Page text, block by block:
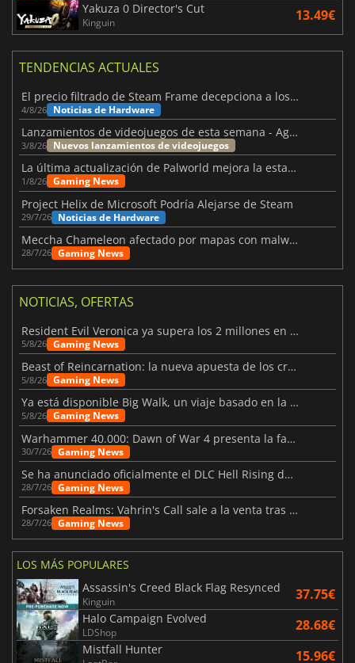
Yakuza 0 Director's Cut
Kinguin 13.49€
TENDENCIAS ACTUALES
El precio filtrado de Steam Frame decepciona a los usuarios
4/8/26 Noticias de Hardware
Lanzamientos de videojuegos de esta semana - Agosto de 2026 (semana 32)
3/8/26 Nuevos lanzamientos de videojuegos
La última actualización de Palworld mejora la estabilidad
1/8/26 Gaming News
Project Helix de Microsoft Podría Alejarse de Steam
29/7/26 Noticias de Hardware
Meccha Chameleon afectado por mapas con malware y Discord
28/7/26 Gaming News
NOTICIAS, OFERTAS
Resident Evil Veronica ya supera los 2 millones en listas de deseados
5/8/26 Gaming News
Beast of Reincarnation: la nueva apuesta de los creadores de Pokémon
5/8/26 Gaming News
Ya está disponible Big Walk, un viaje basado en la amistad
5/8/26 Gaming News
Warhammer 40.000: Dawn of War 4 presenta la facción de los Necrones
30/7/26 Gaming News
Se ha anunciado oficialmente el DLC Hell Rising de Nioh 3
28/7/26 Gaming News
Forsaken Realms: Vahrin's Call sale a la venta tras una década
28/7/26 Gaming News
LOS MÁS POPULARES
Assassin's Creed Black Flag Resynced
Kinguin 37.75€
Halo Campaign Evolved
LDShop 28.68€
Mistfall Hunter 15.96€